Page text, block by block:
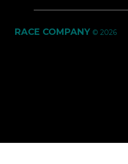
RACE COMPANY © 2026